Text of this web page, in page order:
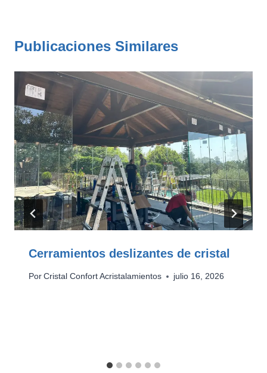
Publicaciones Similares
Cerramientos deslizantes de cristal
Por Cristal Confort Acristalamientos julio 16, 2026